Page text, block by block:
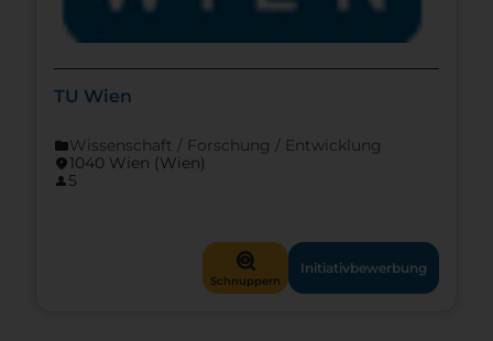
TU Wien
folderWissenschaft / Forschung / Entwicklung
location_on1040 Wien (Wien)
person5
mystery
Schnuppern
Initiativbewerbung